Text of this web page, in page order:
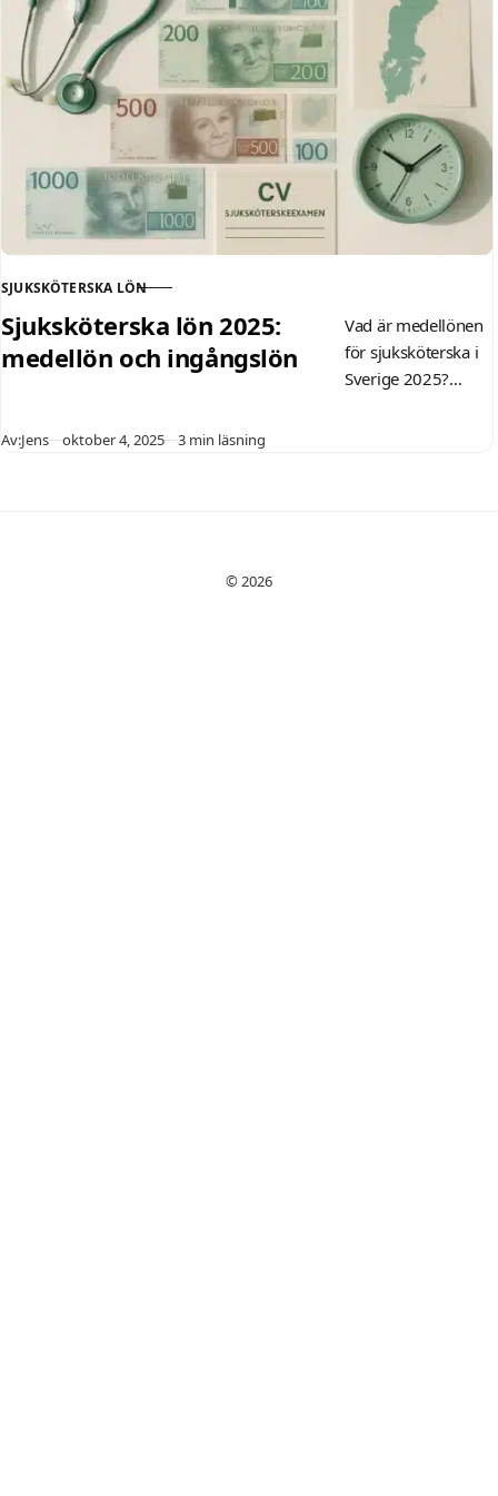
som IVA, regionala
skillnader och tips
för att maximera
din lön genom
förhandling och
utbildning.
KATEGORI
SJUKSKÖTERSKA LÖN
Sjuksköterska lön 2025:
medellön och ingångslön
Vad är medellönen
för sjuksköterska i
Sverige 2025?
Av:Jens Publicerad
oktober 4, 2025 3 min läsning
© 2026